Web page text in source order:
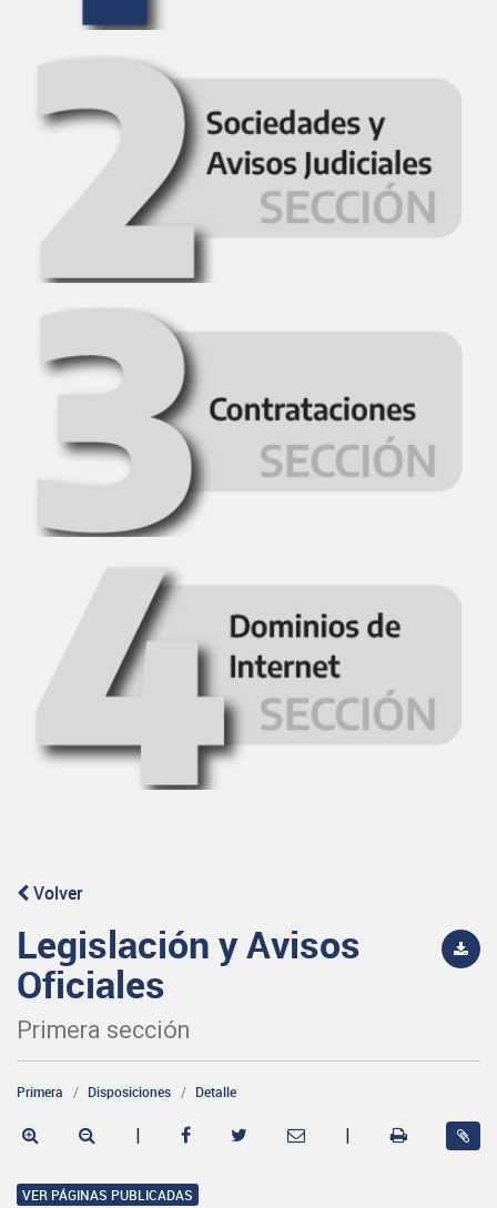
Volver
Legislación y Avisos
Oficiales
Primera sección
Primera Disposiciones Detalle
| |
VER PÁGINAS PUBLICADAS